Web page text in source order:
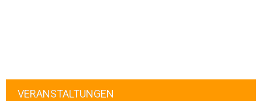
VERANSTALTUNGEN